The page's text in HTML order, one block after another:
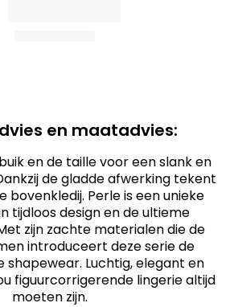
en maatadvies:
en de taille voor een slank en
de gladde afwerking tekent
bovenkledij. Perle is een unieke
tijdloos design en de ultieme
zijn zachte materialen die de
introduceert deze serie de
shapewear. Luchtig, elegant en
figuurcorrigerende lingerie altijd
moeten zijn.